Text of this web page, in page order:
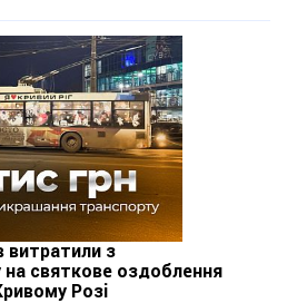
витратили з
святкове оздоблення
Розі